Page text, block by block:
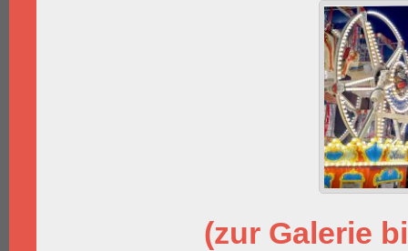
(zur Galerie